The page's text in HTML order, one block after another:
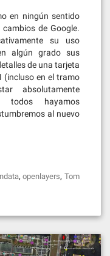
en ningún sentido
de Google.
su uso
algún grado sus
de una tarjeta
(incluso en el tramo
absolutamente
todos hayamos
al nuevo
,openlayers,Tom